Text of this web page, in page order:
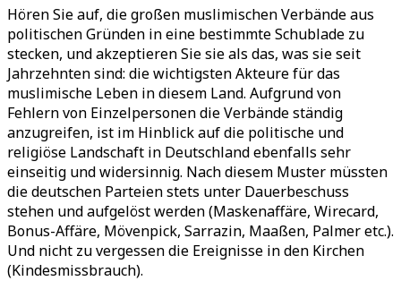
Hören Sie auf, die großen muslimischen Verbände aus
politischen Gründen in eine bestimmte Schublade zu
stecken, und akzeptieren Sie sie als das, was sie seit
Jahrzehnten sind: die wichtigsten Akteure für das
muslimische Leben in diesem Land. Aufgrund von
Fehlern von Einzelpersonen die Verbände ständig
anzugreifen, ist im Hinblick auf die politische und
religiöse Landschaft in Deutschland ebenfalls sehr
einseitig und widersinnig. Nach diesem Muster müssten
die deutschen Parteien stets unter Dauerbeschuss
stehen und aufgelöst werden (Maskenaffäre, Wirecard,
Bonus-Affäre, Mövenpick, Sarrazin, Maaßen, Palmer etc.).
Und nicht zu vergessen die Ereignisse in den Kirchen
(Kindesmissbrauch).